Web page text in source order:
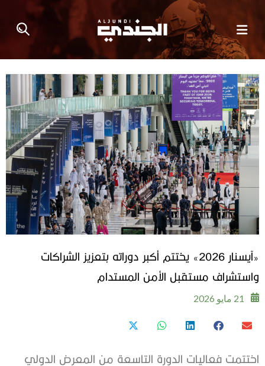
«آيسنار 2026» يختتم أكبر دوراته بتعزيز الشراكات
واستشراف مستقبل الأمن المستدام
21 مايو 2026
اختتمت فعاليات الدورة التاسعة من المعرض الدولي